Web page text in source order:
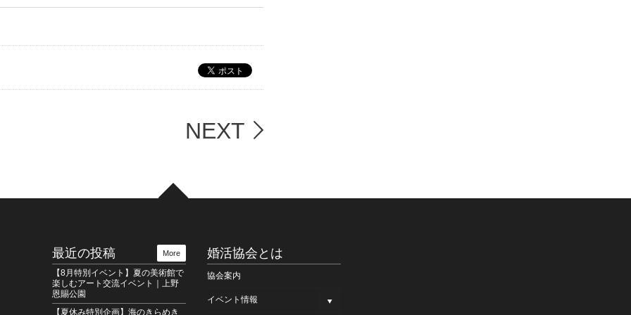
NEXT
最近の投稿
【8月特別イベント】夏の美術館で
楽しむアート交流イベント｜上野
恩賜公園
【夏休み特別企画】海のきらめき
More 婚活協会とは
協会案内
イベント情報